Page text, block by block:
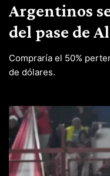
Argentinos
del pase de
Compraría el 50%
de dólares.